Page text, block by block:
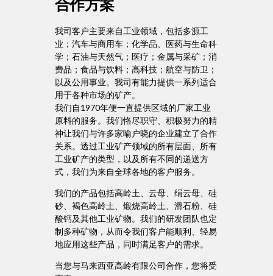
我司客户主要来自工业领域，包括多源工
学；石油与天然气；医疗；金属与采矿；消
费品；食品与饮料；高科技；航空与防卫；
以及公用事业。我司有能力提供一系列适合
用于各种市场的矿产。
我们自1970年便一直提供区域的厂家工业
原料的服务。我们恪尽职守、积极努力的精
神让我们与许多家喻户晓的企业建立了合作
关系。透过工业矿产领域的所有层面、所有
工业矿产的类型，以及所有不同的递送方
式，我们为来自全球各地的客户服务。
我们的产品包括高岭土、云母、绢云母、硅
酸钙及其他工业矿物。我们的研发团队也定
制多种矿物，从而令我们客户能顺利、轻易
地应用这些产品，同时满足客户的需求。
当您与马来西亚高岭有限公司合作，您将受